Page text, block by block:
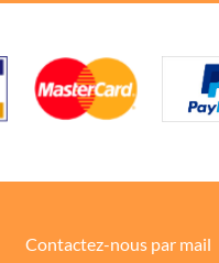
Contactez-nous par mail